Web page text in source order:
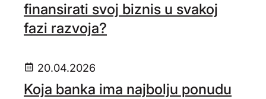
finansirati svoj biznis u svakoj
fazi razvoja?
20.04.2026
Koja banka ima najbolju ponudu